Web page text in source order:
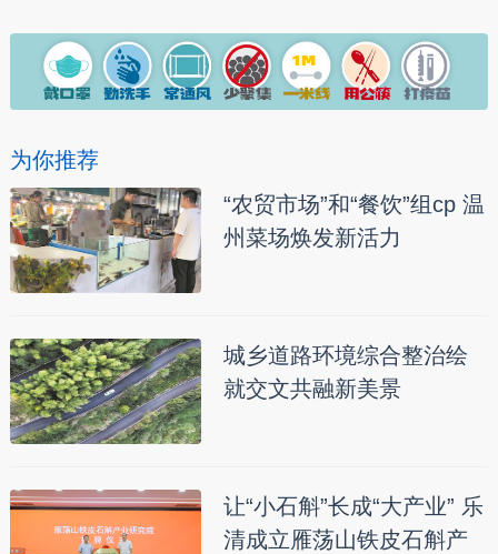
为你推荐
“农贸市场”和“餐饮”组cp 温
州菜场焕发新活力
城乡道路环境综合整治绘
就交文共融新美景
让“小石斛”长成“大产业” 乐
清成立雁荡山铁皮石斛产